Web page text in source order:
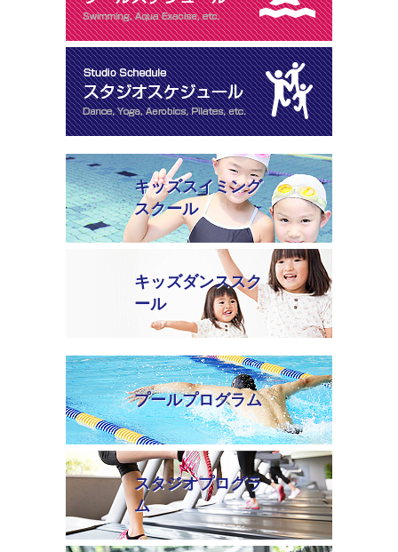
キッズスイミング
スクール
キッズダンススク
ール
プールプログラム
スタジオプログラ
ム